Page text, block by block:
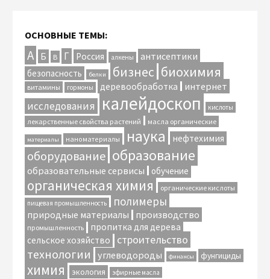
ОСНОВНЫЕ ТЕМЫ:
А Б В Г Россия алкены антисептики
безопасность белки бизнес биохимия
витамины гормоны деревообработка интернет
исследования калейдоскоп кислоты
лекарственные свойства растений масла органические
материалы наноматериалы наука нефтехимия
оборудование образование
образовательные сервисы обучение
органическая химия органические кислоты
пищевая промышленность полимеры
природные материалы производство
промышленность
пропитка для дерева
сельское хозяйство
строительство
технологии углеводороды финансы фунгициды
химия экология эфирные масла